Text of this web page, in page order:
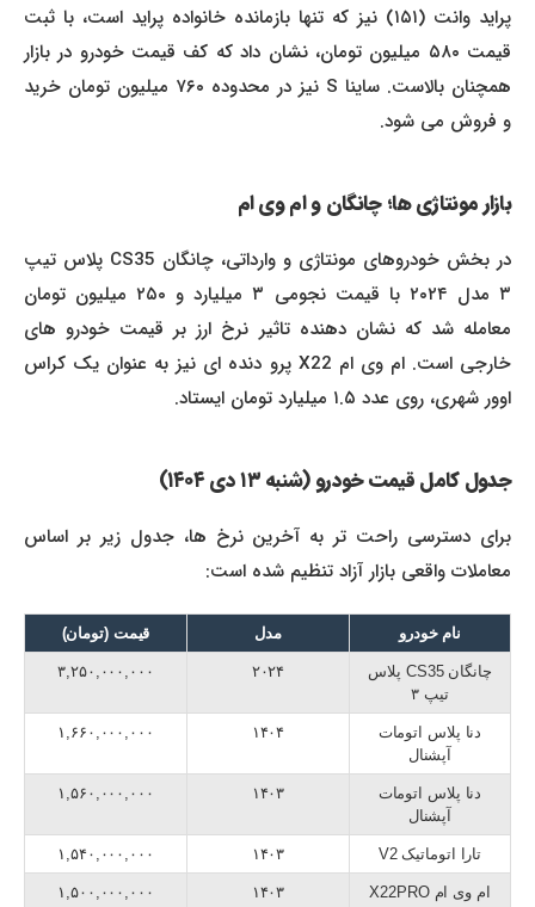
پراید وانت (۱۵۱) نیز که تنها بازمانده خانواده پراید است، با ثبت
قیمت ۵۸۰ میلیون تومان، نشان داد که کف قیمت خودرو در بازار
همچنان بالاست. ساینا S نیز در محدوده ۷۶۰ میلیون تومان خرید
و فروش می شود.
بازار مونتاژی ها؛ چانگان و ام وی ام
در بخش خودروهای مونتاژی و وارداتی، چانگان CS35 پلاس تیپ
۳ مدل ۲۰۲۴ با قیمت نجومی ۳ میلیارد و ۲۵۰ میلیون تومان
معامله شد که نشان دهنده تاثیر نرخ ارز بر قیمت خودرو های
خارجی است. ام وی ام X22 پرو دنده ای نیز به عنوان یک کراس
اوور شهری، روی عدد ۱.۵ میلیارد تومان ایستاد.
جدول کامل قیمت خودرو (شنبه ۱۳ دی ۱۴۰۴)
برای دسترسی راحت تر به آخرین نرخ ها، جدول زیر بر اساس
معاملات واقعی بازار آزاد تنظیم شده است:
نام خودرو مدل قیمت (تومان)
چانگان CS35 پلاس
تیپ ۳
۲۰۲۴ ۳,۲۵۰,۰۰۰,۰۰۰
دنا پلاس اتومات
آپشنال
۱۴۰۴ ۱,۶۶۰,۰۰۰,۰۰۰
دنا پلاس اتومات
آپشنال
۱۴۰۳ ۱,۵۶۰,۰۰۰,۰۰۰
تارا اتوماتیک V2 ۱۴۰۳ ۱,۵۴۰,۰۰۰,۰۰۰
ام وی ام X22PRO
۱۴۰۳ ۱,۵۰۰,۰۰۰,۰۰۰